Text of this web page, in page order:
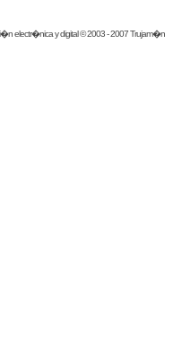
electr�nica y digital © 2003 - 2007 Trujam�n